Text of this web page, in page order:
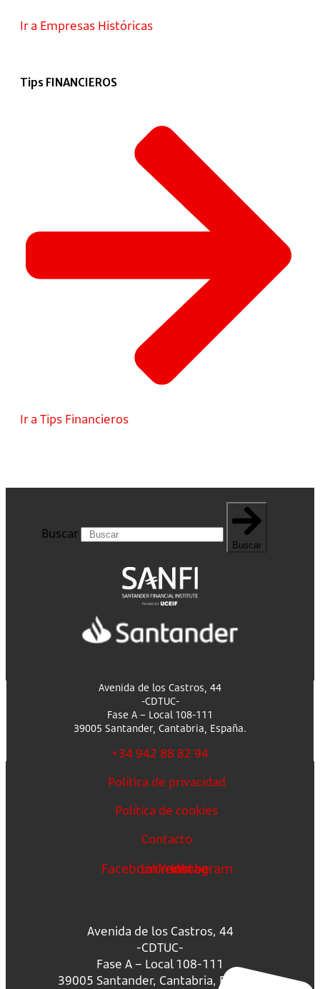
Ir a Empresas Históricas
Tips FINANCIEROS
Ir a Tips Financieros
Buscar
Buscar
Avenida de los Castros, 44
-CDTUC-
Fase A – Local 108-111
39005 Santander, Cantabria, España.
+34 942 88 82 94
Política de privacidad
Política de cookies
Contacto
FacebookLinkedin
Youtube
Instagram
Avenida de los Castros, 44
-CDTUC-
Fase A – Local 108-111
39005 Santander, Cantabria, España.